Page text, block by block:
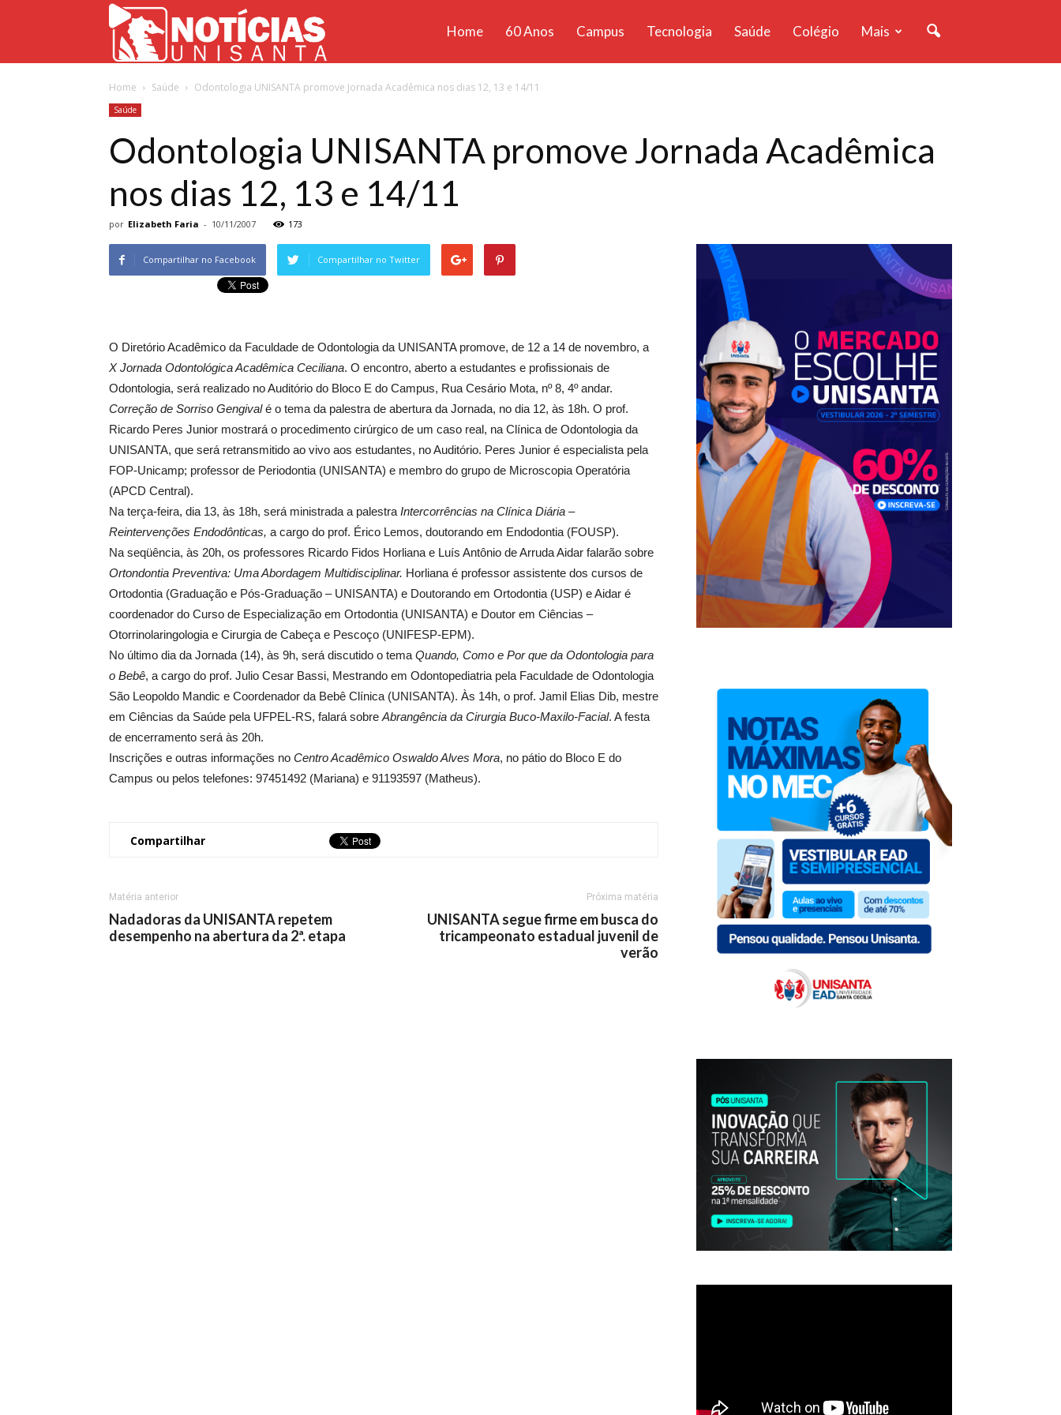
Unisanta
Home 60 Anos Campus Tecnologia Saúde Colégio Mais
Home Saúde Odontologia UNISANTA promove Jornada Acadêmica nos dias 12, 13 e 14/11
Saúde
Odontologia UNISANTA promove Jornada Acadêmica
nos dias 12, 13 e 14/11
por Elizabeth Faria - 10/11/2007 173
Compartilhar no Facebook Compartilhar no Twitter
O Diretório Acadêmico da Faculdade de Odontologia da UNISANTA promove, de 12 a 14 de novembro, a
X Jornada Odontológica Acadêmica Ceciliana. O encontro, aberto a estudantes e profissionais de
Odontologia, será realizado no Auditório do Bloco E do Campus, Rua Cesário Mota, nº 8, 4º andar.
Correção de Sorriso Gengivalé o tema da palestra de abertura da Jornada, no dia 12, às 18h. O prof.
Ricardo Peres Junior mostrará o procedimento cirúrgico de um caso real, na Clínica de Odontologia da
UNISANTA, que será retransmitido ao vivo aos estudantes, no Auditório. Peres Junior é especialista pela
FOP-Unicamp; professor de Periodontia (UNISANTA) e membro do grupo de Microscopia Operatória
(APCD Central).
Na terça-feira, dia 13, às 18h, será ministrada a palestra Intercorrências na Clínica Diária –
Reintervenções Endodônticas, a cargo do prof. Érico Lemos, doutorando em Endodontia (FOUSP).
Na seqüência, às 20h, os professores Ricardo Fidos Horliana e Luís Antônio de Arruda Aidar falarão sobre
Ortondontia Preventiva: Uma Abordagem Multidisciplinar. Horliana é professor assistente dos cursos de
Ortodontia (Graduação e Pós-Graduação – UNISANTA) e Doutorando em Ortodontia (USP) e Aidar é
coordenador do Curso de Especialização em Ortodontia (UNISANTA) e Doutor em Ciências –
Otorrinolaringologia e Cirurgia de Cabeça e Pescoço (UNIFESP-EPM).
No último dia da Jornada (14), às 9h, será discutido o tema Quando, Como e Por que da Odontologia para
o Bebê, a cargo do prof. Julio Cesar Bassi, Mestrando em Odontopediatria pela Faculdade de Odontologia
São Leopoldo Mandic e Coordenador da Bebê Clínica (UNISANTA). Às 14h, o prof. Jamil Elias Dib, mestre
em Ciências da Saúde pela UFPEL-RS, falará sobre Abrangência da Cirurgia Buco-Maxilo-Facial. A festa
de encerramento será às 20h.
Inscrições e outras informações no Centro Acadêmico Oswaldo Alves Mora, no pátio do Bloco E do
Campus ou pelos telefones: 97451492 (Mariana) e 91193597 (Matheus).
Compartilhar
Matéria anterior
Nadadoras da UNISANTA repetem
desempenho na abertura da 2ª. etapa
Próxima matéria
UNISANTA segue firme em busca do
tricampeonato estadual juvenil de
verão